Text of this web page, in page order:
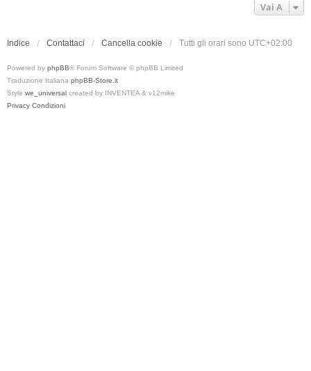
Vai A
Indice Contattaci Cancella cookie Tutti gli orari sono UTC+02:00
Powered by phpBB® Forum Software © phpBB Limited
Traduzione Italiana phpBB-Store.it
Style we_universal created by INVENTEA & v12mike
Privacy Condizioni